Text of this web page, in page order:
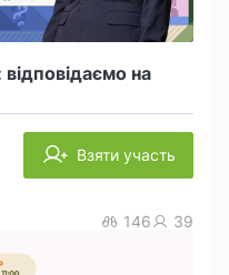
на
Взяти участь
146 39